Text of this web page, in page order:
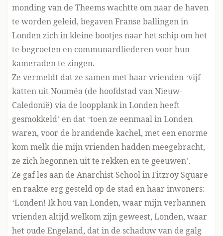
monding van de Theems wachtte om naar de haven
te worden geleid, begaven Franse ballingen in
Londen zich in kleine bootjes naar het schip om het
te begroeten en communardliederen voor hun
kameraden te zingen.
Ze vermeldt dat ze samen met haar vrienden ‘vijf
katten uit Nouméa (de hoofdstad van Nieuw-
Caledonië) via de loopplank in Londen heeft
gesmokkeld’ en dat ‘toen ze eenmaal in Londen
waren, voor de brandende kachel, met een enorme
kom melk die mijn vrienden hadden meegebracht,
ze zich begonnen uit te rekken en te geeuwen’.
Ze gaf les aan de Anarchist School in Fitzroy Square
en raakte erg gesteld op de stad en haar inwoners:
‘Londen! Ik hou van Londen, waar mijn verbannen
vrienden altijd welkom zijn geweest, Londen, waar
het oude Engeland, dat in de schaduw van de galg